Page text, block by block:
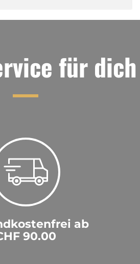
für dich
ab
90.00